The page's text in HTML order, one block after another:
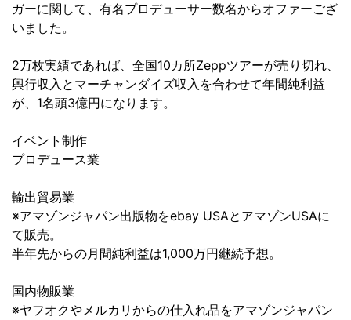
ガーに関して、有名プロデューサー数名からオファーござ
いました。
2万枚実績であれば、全国10カ所Zeppツアーが売り切れ、
興行収入とマーチャンダイズ収入を合わせて年間純利益
が、1名頭3億円になります。
イベント制作
プロデュース業
輸出貿易業
※アマゾンジャパン出版物をebay USAとアマゾンUSAに
て販売。
半年先からの月間純利益は1,000万円継続予想。
国内物販業
※ヤフオクやメルカリからの仕入れ品をアマゾンジャパン